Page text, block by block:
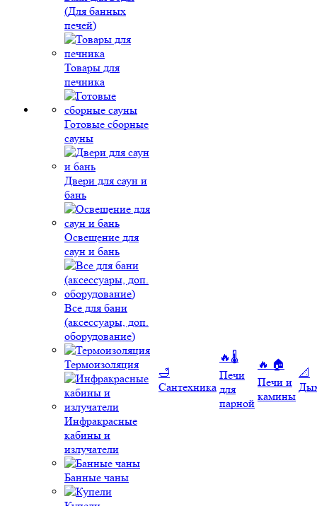
(Для банных
печей)
Товары для
печника
Готовые сборные
сауны
Двери для саун и
бань
Освещение для
саун и бань
Все для бани
(аксессуары, доп.
оборудование)
Термоизоляция
Инфракрасные
кабины и
излучатели
Банные чаны
🛁
Сантехника
🔥🌡️
Печи
для
парной
🔥 🏠
Печи и
камины
📐